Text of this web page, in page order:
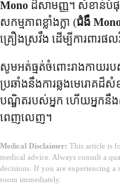
Mono ដ៏សាមញ្ញ។ សំខាន់បំផុ
សកម្មភាពខ្លាំងក្លា (ជំងឺ
គ្រឿងស្រវឹង ដើម្បីការពារផ
សូមអត់ធ្មត់ចំពោះរាងកាយរបស់
ប្រឆាំងនឹងការឆ្លងមេរោគដ៏សំ
បណ្ឌិតរបស់អ្នក ហើយអ្នកនឹង
ពេញលេញ។
Medical Disclaimer: This article is
medical advice. Always consult a
decisions. If you are experiencing a
room immediately.